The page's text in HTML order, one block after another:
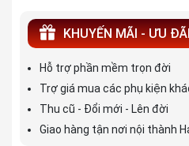
KHUYẾN MÃI - ƯU
Hỗ trợ phần mềm trọn đời
Trợ giá mua các phụ kiện
Thu cũ - Đổi mới - Lên đời
Giao hàng tận nơi nội thành